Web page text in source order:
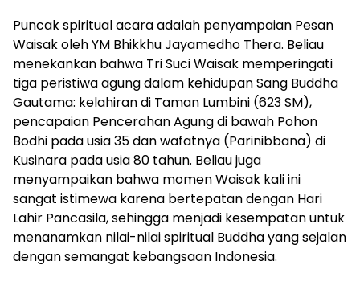
Puncak spiritual acara adalah penyampaian Pesan
Waisak oleh YM Bhikkhu Jayamedho Thera. Beliau
menekankan bahwa Tri Suci Waisak memperingati
tiga peristiwa agung dalam kehidupan Sang Buddha
Gautama: kelahiran di Taman Lumbini (623 SM),
pencapaian Pencerahan Agung di bawah Pohon
Bodhi pada usia 35 dan wafatnya (Parinibbana) di
Kusinara pada usia 80 tahun. Beliau juga
menyampaikan bahwa momen Waisak kali ini
sangat istimewa karena bertepatan dengan Hari
Lahir Pancasila, sehingga menjadi kesempatan untuk
menanamkan nilai-nilai spiritual Buddha yang sejalan
dengan semangat kebangsaan Indonesia.